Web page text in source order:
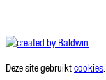
Deze site gebruiktcookies.